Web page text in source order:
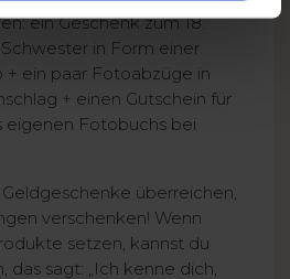
ein Geschenk zum 18.
in Form einer
ein paar Fotoabzüge in
+ einen Gutschein für
eigenen Fotobuchs bei
überreichen,
verschenken! Wenn
setzen, kannst du
das sagt: „Ich kenne dich,